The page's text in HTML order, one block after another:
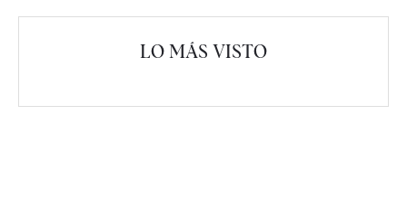
LO MÁS VISTO